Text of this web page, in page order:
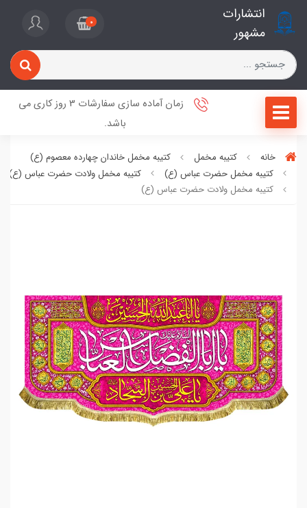
انتشارات
مشهور
0
زمان آماده سازی سفارشات 3 روز کاری می
باشد.
خانه کتیبه مخمل
کتیبه مخمل خاندان چهارده معصوم (ع)
کتیبه مخمل حضرت عباس (ع)
کتیبه مخمل ولادت حضرت عباس (ع)
کتیبه مخمل ولادت حضرت عباس (ع)